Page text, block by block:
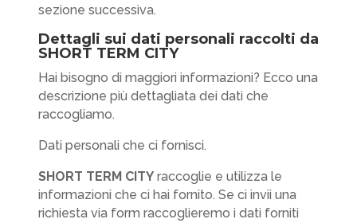
sezione successiva.
Dettagli sui dati personali raccolti da
SHORT TERM CITY
Hai bisogno di maggiori informazioni? Ecco una
descrizione più dettagliata dei dati che
raccogliamo.
Dati personali che ci fornisci.
SHORT TERM CITYraccoglie e utilizza le
informazioni che ci hai fornito. Se ci invii una
richiesta via form raccoglieremo i dati forniti